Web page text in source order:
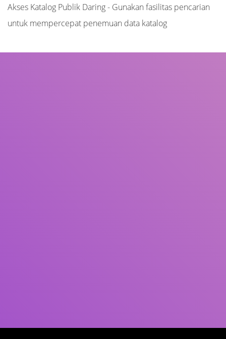
Akses Katalog Publik Daring - Gunakan fasilitas pencarian
untuk mempercepat penemuan data katalog